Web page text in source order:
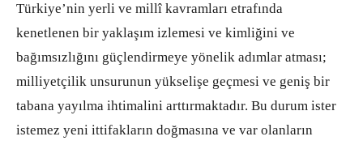
Türkiye’nin yerli ve millî kavramları etrafında
kenetlenen bir yaklaşım izlemesi ve kimliğini ve
bağımsızlığını güçlendirmeye yönelik adımlar atması;
milliyetçilik unsurunun yükselişe geçmesi ve geniş bir
tabana yayılma ihtimalini arttırmaktadır. Bu durum ister
istemez yeni ittifakların doğmasına ve var olanların